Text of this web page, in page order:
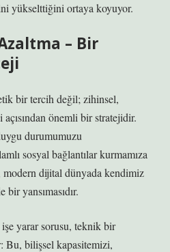
yükselttiğini ortaya koyuyor.
– Bir
bir tercih değil; zihinsel,
önemli bir stratejidir.
durumumuzu
sosyal bağlantılar kurmamıza
modern dijital dünyada kendimiz
yansımasıdır.
işe yarar sorusu, teknik bir
Bu, bilişsel kapasitemizi,